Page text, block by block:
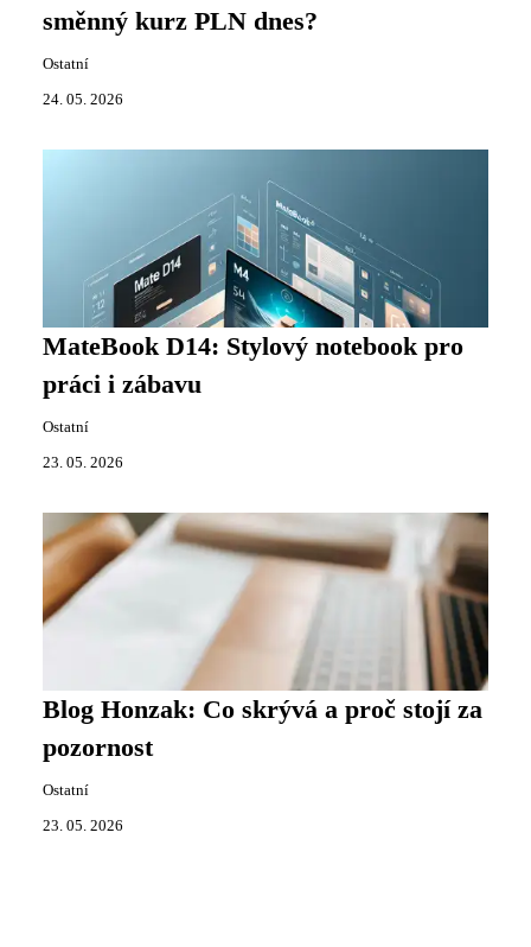
směnný kurz PLN dnes?
Ostatní
24. 05. 2026
MateBook D14: Stylový notebook pro
práci i zábavu
Ostatní
23. 05. 2026
Blog Honzak: Co skrývá a proč stojí za
pozornost
Ostatní
23. 05. 2026